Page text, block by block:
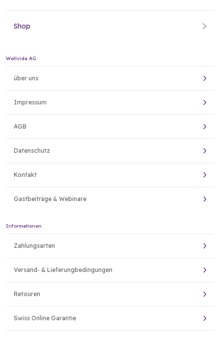
Shop
Wellvida AG
über uns
Impressum
AGB
Datenschutz
Kontakt
Gastbeiträge & Webinare
Informationen
Zahlungsarten
Versand- & Lieferungbedingungen
Retouren
Swiss Online Garantie